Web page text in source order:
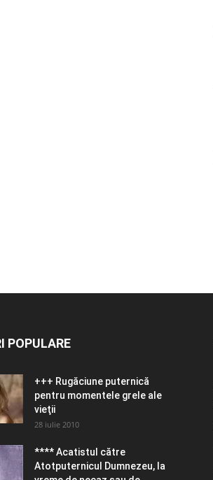
POPULARE
+++ Rugăciune puternică
pentru momentele grele ale
vieţii
28 iulie 2010
**** Acatistul către
Atotputernicul Dumnezeu, la